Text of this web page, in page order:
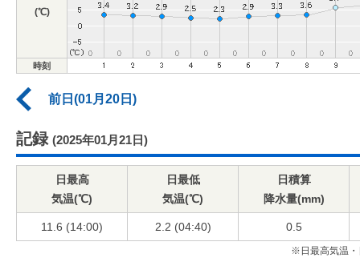
(℃)
時刻
前日(01月20日)
記録 (2025年01月21日)
日最高
気温(℃)
日最低
気温(℃)
日積算
降水量(mm)
11.6 (14:00) 2.2 (04:40) 0.5
※日最高気温・